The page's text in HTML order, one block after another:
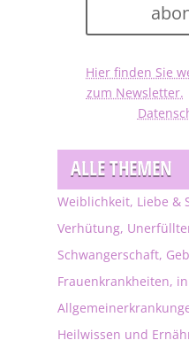
Hier finden Sie
zum Newsletter.
ALLE THEMEN
Weiblichkeit, Liebe &
Verhütung,
Schwangerschaft,
Frauenkrankheiten,
Heilwissen und